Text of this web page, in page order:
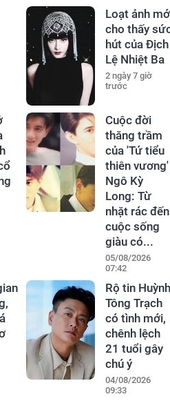
Loạt ảnh
cho thấy
hút của Địch
Lệ Nhiệt Ba
2 ngày 7 giờ
trước
Cuộc đời
thăng trầm
của 'Tứ tiểu
thiên vương'
Ngô Kỳ
Long: Từ
nhặt rác đến
cuộc sống
giàu có...
05/08/2026
07:42
Rộ tin Huỳnh
Tông Trạch
có tình mới,
chênh lệch
21 tuổi gây
chú ý
04/08/2026
09:33